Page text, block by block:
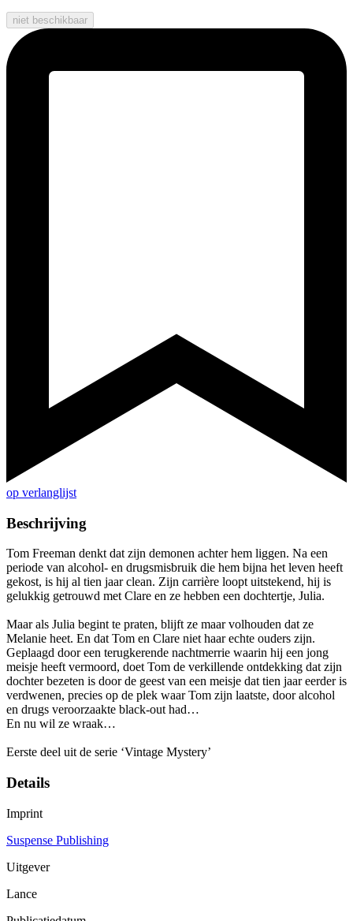
niet beschikbaar
op verlanglijst
Beschrijving
Tom Freeman denkt dat zijn demonen achter hem liggen. Na een
periode van alcohol- en drugsmisbruik die hem bijna het leven heeft
gekost, is hij al tien jaar clean. Zijn carrière loopt uitstekend, hij is
gelukkig getrouwd met Clare en ze hebben een dochtertje, Julia.
Maar als Julia begint te praten, blijft ze maar volhouden dat ze
Melanie heet. En dat Tom en Clare niet haar echte ouders zijn.
Geplaagd door een terugkerende nachtmerrie waarin hij een jong
meisje heeft vermoord, doet Tom de verkillende ontdekking dat zijn
dochter bezeten is door de geest van een meisje dat tien jaar eerder is
verdwenen, precies op de plek waar Tom zijn laatste, door alcohol
en drugs veroorzaakte black-out had…
En nu wil ze wraak…
Eerste deel uit de serie ‘Vintage Mystery’
Details
Imprint
Suspense Publishing
Uitgever
Lance